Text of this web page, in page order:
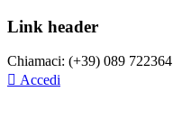
Link header
Chiamaci: (+39) 089 722364
 Accedi